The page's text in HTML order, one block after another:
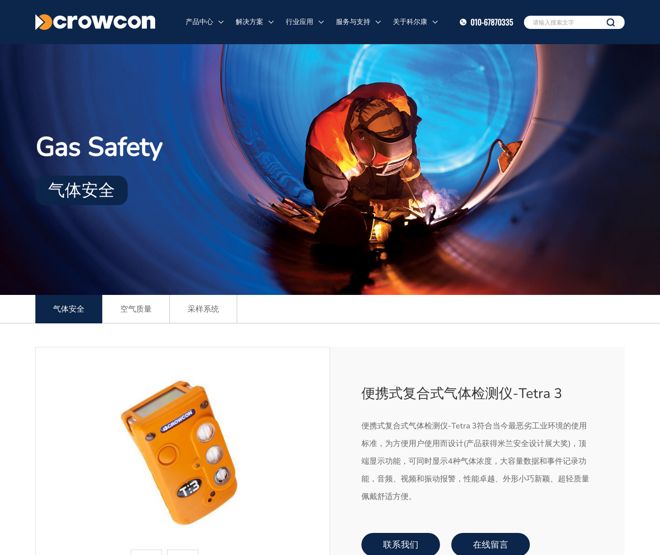
产品中心 解决方案 行业应用 服务与支持 关于科尔康 010-67870335
Gas Safety
气体安全
气体安全 空气质量 采样系统
便携式复合式气体检测仪-Tetra 3
便携式复合式气体检测仪-Tetra 3符合当今最恶劣工业环境的使用
标准，为方便用户使用而设计(产品获得米兰安全设计展大奖)，顶
端显示功能，可同时显示4种气体浓度，大容量数据和事件记录功
能，音频、视频和振动报警，性能卓越、外形小巧新颖、超轻质量
佩戴舒适方便。
联系我们 在线留言